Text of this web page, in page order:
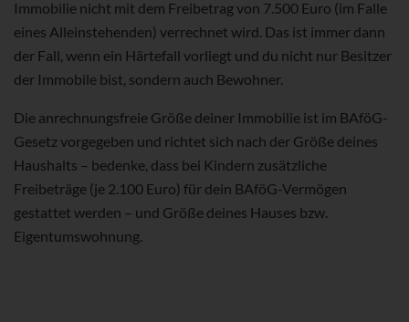
Immobilie nicht mit dem Freibetrag von 7.500 Euro (im Falle
eines Alleinstehenden) verrechnet wird. Das ist immer dann
der Fall, wenn ein Härtefall vorliegt und du nicht nur Besitzer
der Immobile bist, sondern auch Bewohner.
Die anrechnungsfreie Größe deiner Immobilie ist im BAföG-
Gesetz vorgegeben und richtet sich nach der Größe deines
Haushalts – bedenke, dass bei Kindern zusätzliche
Freibeträge (je 2.100 Euro) für dein BAföG-Vermögen
gestattet werden – und Größe deines Hauses bzw.
Eigentumswohnung.